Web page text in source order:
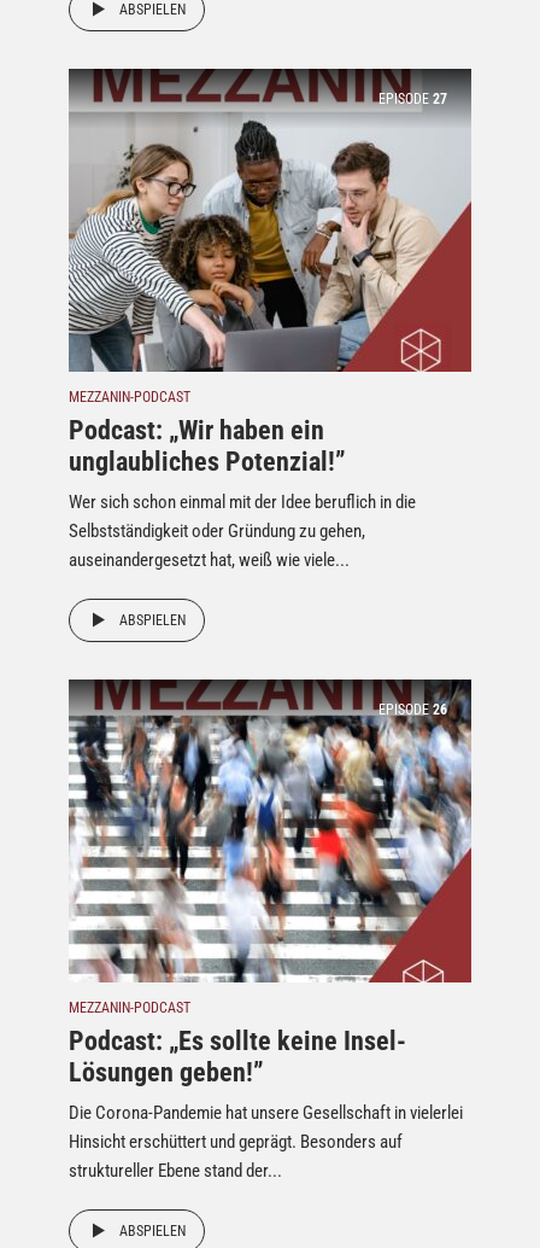
ABSPIELEN
EPISODE 27
MEZZANIN-PODCAST
Podcast: „Wir haben ein
unglaubliches Potenzial!”
Wer sich schon einmal mit der Idee beruflich in die
Selbstständigkeit oder Gründung zu gehen,
auseinandergesetzt hat, weiß wie viele...
ABSPIELEN
EPISODE 26
MEZZANIN-PODCAST
Podcast: „Es sollte keine Insel-
Lösungen geben!”
Die Corona-Pandemie hat unsere Gesellschaft in vielerlei
Hinsicht erschüttert und geprägt. Besonders auf
struktureller Ebene stand der...
ABSPIELEN